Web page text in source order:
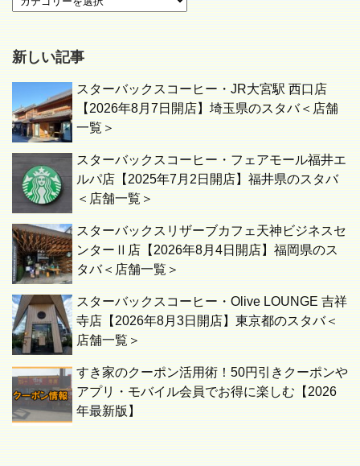
新しい記事
スターバックスコーヒー・JR大宮駅 西口店
【2026年8月7日開店】埼玉県のスタバ＜店舗
一覧＞
スターバックスコーヒー・フェアモール福井エ
ルパ店【2025年7月2日開店】福井県のスタバ
＜店舗一覧＞
スターバックスリザーブカフェ天神ビジネスセ
ンターⅡ店【2026年8月4日開店】福岡県のス
タバ＜店舗一覧＞
スターバックスコーヒー・Olive LOUNGE 吉祥
寺店【2026年8月3日開店】東京都のスタバ＜
店舗一覧＞
すき家のクーポン活用術！50円引きクーポンや
アプリ・モバイル会員でお得に楽しむ【2026
年最新版】